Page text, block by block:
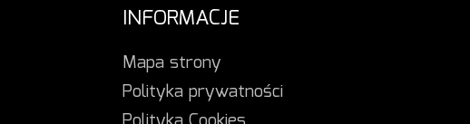
INFORMACJE
Mapa strony
Polityka prywatności